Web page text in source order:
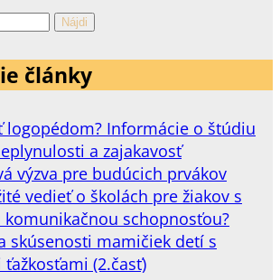
články
logopédom? Informácie o štúdiu
a zajakavosť
výzva pre budúcich prvákov
vedieť o školách pre žiakov s
komunikačnou schopnosťou?
skúsenosti mamičiek detí s
ťažkosťami (2.časť)